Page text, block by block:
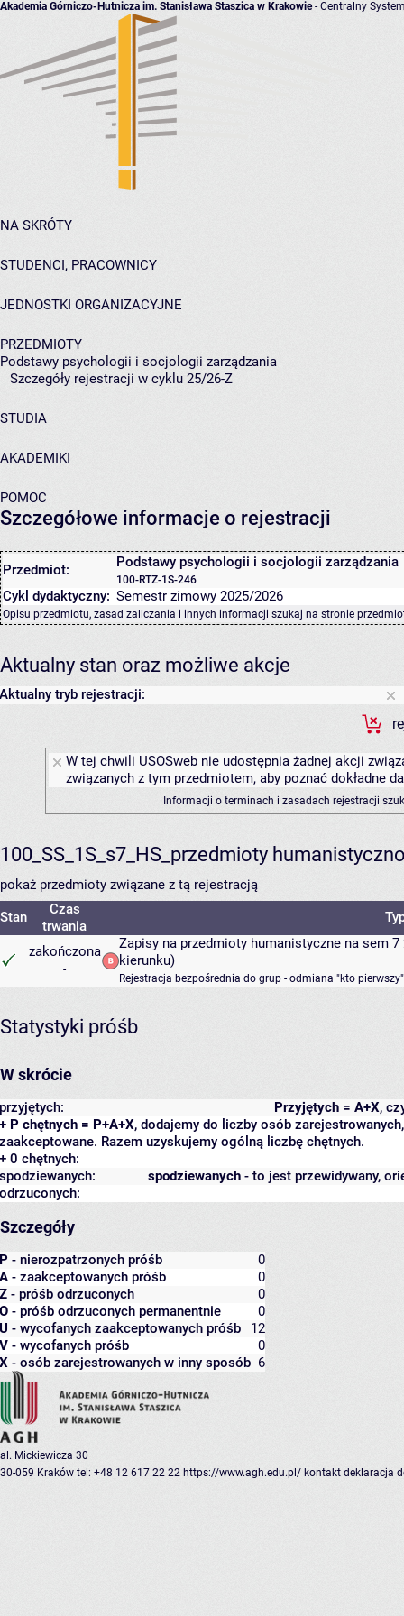
Akademia Górniczo-Hutnicza im. Stanisława Staszica w Krakowie- Centralny
NA SKRÓTY
STUDENCI, PRACOWNICY
JEDNOSTKI ORGANIZACYJNE
PRZEDMIOTY
Podstawy psychologii i socjologii zarządzania
Szczegóły rejestracji w cyklu 25/26-Z
STUDIA
AKADEMIKI
POMOC
Szczegółowe informacje o rejestracji
Przedmiot: Podstawy psychologii i socjologii zarządzania
100-RTZ-1S-246
Cykl dydaktyczny: Semestr zimowy 2025/2026
Opisu przedmiotu, zasad zaliczania i innych informacji szukaj na stronie
Aktualny stan oraz możliwe akcje
Aktualny tryb rejestracji:
W tej chwili USOSweb nie udostępnia żadnej akcji
związanych z tym przedmiotem, aby poznać dokładne
Informacji o terminach i zasadach rejestracji
100_SS_1S_s7_HS_przedmioty
pokaż przedmioty związane z tą rejestracją
Stan
Czas
trwania
zakończona
-
Zapisy na przedmioty humanistyczne na sem
kierunku)
Rejestracja bezpośrednia do grup - odmiana "kto pierwszy"
Statystyki próśb
W skrócie
Przyjętych = A+X,
przyjętych:
+ P chętnych = P+A+X, dodajemy do liczby osób
zaakceptowane. Razem uzyskujemy ogólną liczbę chętnych.
+ 0 chętnych:
spodziewanych - to jest przewidywany,
spodziewanych:
odrzuconych:
Szczegóły
P - nierozpatrzonych próśb
0
A - zaakceptowanych próśb
0
Z - próśb odrzuconych
0
O - próśb odrzuconych permanentnie
0
U - wycofanych zaakceptowanych próśb
12
V - wycofanych próśb
0
X - osób zarejestrowanych w inny sposób 6
al. Mickiewicza 30
30-059 Kraków tel: +48 12 617 22 22 https://www.agh.edu.pl/ kontakt deklaracja